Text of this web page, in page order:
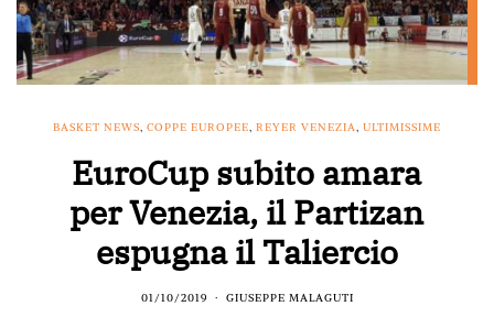
BASKET NEWS, COPPE EUROPEE, REYER VENEZIA, ULTIMISSIME
EuroCup subito amara
per Venezia, il Partizan
espugna il Taliercio
01/10/2019 GIUSEPPE MALAGUTI